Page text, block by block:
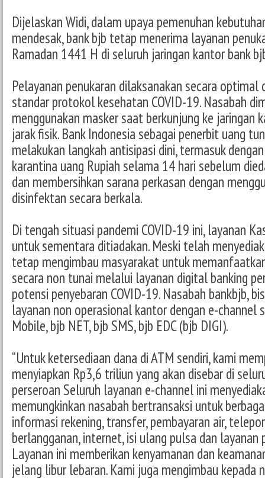
Dijelaskan Widi, dalam upaya pemenuhan
mendesak, bank bjb tetap menerima layanan
Ramadan 1441 H di seluruh jaringan kantor bank
Pelayanan penukaran dilaksanakan secara
standar protokol kesehatan COVID-19. Nasabah
menggunakan masker saat berkunjung ke jaringan
jarak fisik. Bank Indonesia sebagai penerbit uang
melakukan langkah antisipasi dini, termasuk
karantina uang Rupiah selama 14 hari sebelum
dan membersihkan sarana perkasan dengan
disinfektan secara berkala.
Di tengah situasi pandemi COVID-19 ini, layanan
untuk sementara ditiadakan. Meski telah
tetap mengimbau masyarakat untuk
secara non tunai melalui layanan digital banking
potensi penyebaran COVID-19. Nasabah bankbjb,
layanan non operasional kantor dengan e-channel
Mobile, bjb NET, bjb SMS, bjb EDC (bjb DIGI).
“Untuk ketersediaan dana di ATM sendiri, kami
menyiapkan Rp3,6 triliun yang akan disebar di
perseroan Seluruh layanan e-channel ini
memungkinkan nasabah bertransaksi untuk
informasi rekening, transfer, pembayaran air,
berlangganan, internet, isi ulang pulsa dan layanan
Layanan ini memberikan kenyamanan dan
jelang libur lebaran. Kami juga mengimbau kepada